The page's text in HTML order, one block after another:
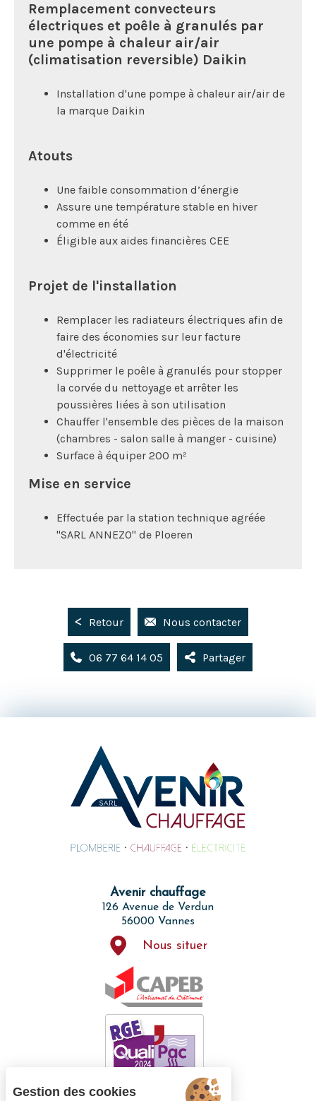
Remplacement convecteurs
électriques et poêle à granulés par
une pompe à chaleur air/air
(climatisation reversible) Daikin
Installation d'une pompe à chaleur air/air de
la marque Daikin
Atouts
Une faible consommation d’énergie
Assure une température stable en hiver
comme en été
Éligible aux aides financières CEE
Projet de l'installation
Remplacer les radiateurs électriques afin de
faire des économies sur leur facture
d'électricité
Supprimer le poêle à granulés pour stopper
la corvée du nettoyage et arrêter les
poussières liées à son utilisation
Chauffer l'ensemble des pièces de la maison
(chambres - salon salle à manger - cuisine)
Surface à équiper 200 m²
Mise en service
Effectuée par la station technique agréée
"SARL ANNEZO" de Ploeren
Retour Nous contacter
06 77 64 14 05 Partager
Avenir chauffage
126 Avenue de Verdun
56000 Vannes
Nous situer
Gestion des cookies